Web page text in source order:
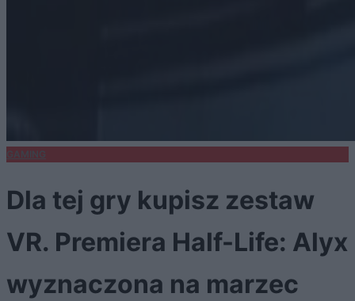
Dla tej gry kupisz zestaw
VR. Premiera Half-Life: Alyx
wyznaczona na marzec